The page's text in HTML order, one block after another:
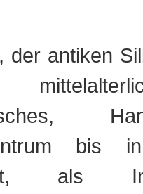
der antiken
bis
als